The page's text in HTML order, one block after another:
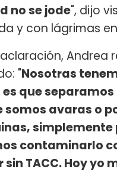
no se jode", dijo
y con lágrimas
Andrea
"Nosotras
es que
somos avaras o
simplemente
contaminarlo
sin TACC. Hoy yo